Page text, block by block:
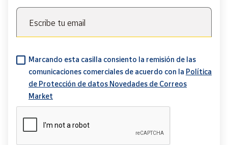
Escribe tu email
Marcando esta casilla consiento la remisión de las
comunicaciones comerciales de acuerdo con la Política
de Protección de datos Novedades de Correos
Market